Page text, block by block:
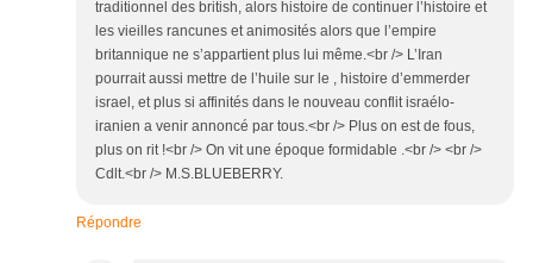
traditionnel des british, alors histoire de continuer l’histoire et
les vieilles rancunes et animosités alors que l’empire
britannique ne s’appartient plus lui même.<br /> L’Iran
pourrait aussi mettre de l’huile sur le , histoire d’emmerder
israel, et plus si affinités dans le nouveau conflit israélo-
iranien a venir annoncé par tous.<br /> Plus on est de fous,
plus on rit !<br /> On vit une époque formidable .<br /> <br />
Cdlt.<br /> M.S.BLUEBERRY.
Répondre